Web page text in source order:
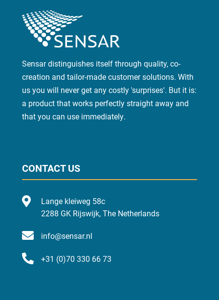
Sensar distinguishes itself through quality, co-
creation and tailor-made customer solutions. With
us you will never get any costly 'surprises'. But it is:
a product that works perfectly straight away and
that you can use immediately.
CONTACT US

Lange kleiweg 58c
2288 GK Rijswijk, The Netherlands
 info@sensar.nl
 +31 (0)70 330 66 73